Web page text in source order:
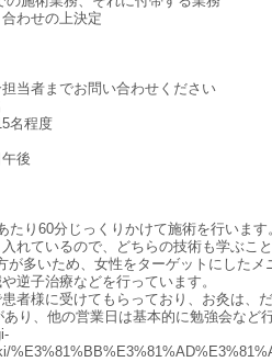
わせの上決定
当者までお問い合わせください
名程度
午後
たり60分じっくりかけて施術を行います
れているので、どちらの技術も学ぶこと
が多いため、女性をターゲットにしたメ
逆子治療などを行っています。
者様に受けてもらっており、お灸は、
り、他の営業日は基本的に勉強会など